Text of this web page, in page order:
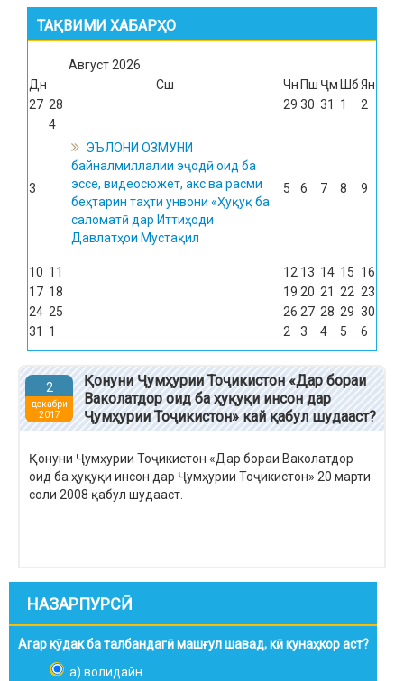
ТАҚВИМИ ХАБАРҲО
Август2026
Дн
Сш Чн Пш Ҷм ШбЯн
27 28 29 30 31 1 2
3
4
ЭЪЛОНИ ОЗМУНИ
байналмиллалии эҷодӣ оид ба
эссе, видеосюжет, акс ва расми
беҳтарин таҳти унвони «Ҳуқуқ ба
саломатӣ дар Иттиҳоди
Давлатҳои Мустақил
5 6 7 8 9
10 11 12 13 14 15 16
17 18 19 20 21 22 23
24 25 26 27 28 29 30
31
1 2 3 4 5 6
2
декабри
2017
Қонуни Ҷумҳурии Тоҷикистон «Дар бораи
Ваколатдор оид ба ҳуқуқи инсон дар
Ҷумҳурии Тоҷикистон» кай қабул шудааст?
Қонуни Ҷумҳурии Тоҷикистон «Дар бораи Ваколатдор
оид ба ҳуқуқи инсон дар Ҷумҳурии Тоҷикистон» 20 марти
соли 2008 қабул шудааст.
НАЗАРПУРСӢ
Агар кӯдак ба талбандагӣ машғул шавад, кӣ кунаҳкор аст?
а) волидайн